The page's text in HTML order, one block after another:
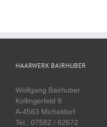
HAARWERK BAIRHUBER
Wolfgang Bairhuber
Kollingerfeld 8
A-4563 Micheldorf
Tel.: 07582 / 62672